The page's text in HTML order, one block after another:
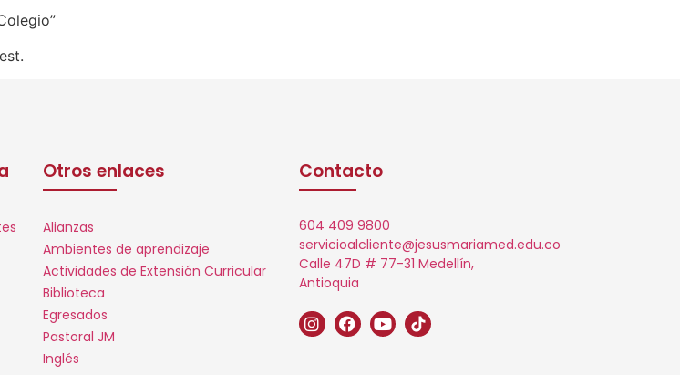
Otros enlaces
Alianzas
Ambientes de aprendizaje
Actividades de Extensión Curricular
Biblioteca
Egresados
Pastoral JM
Inglés
Contacto
604 409 9800
servicioalcliente@jesusmariamed.edu.co
Calle 47D # 77-31 Medellín,
Antioquia